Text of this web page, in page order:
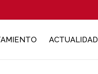
ACTUALIDAD